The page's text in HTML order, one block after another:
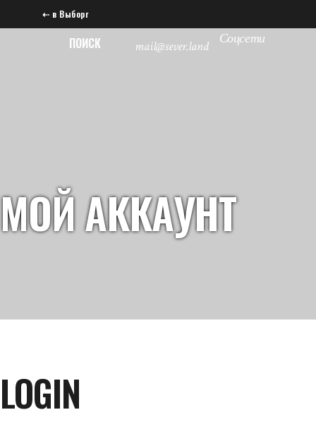
⇠ в Выборг
ПОИСК mail@sever.land Соцсети
МОЙ АККАУНТ
LOGIN